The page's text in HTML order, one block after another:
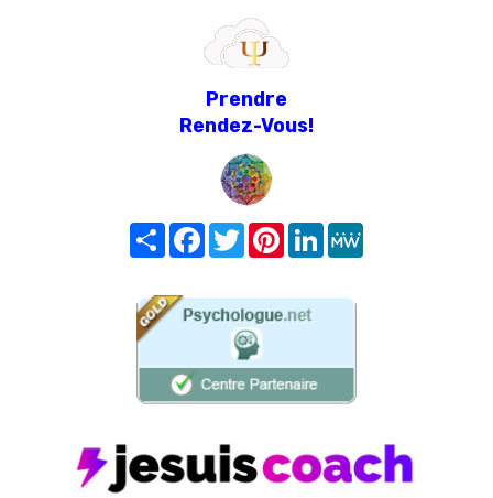
Prendre
Rendez-Vous!
Share FacebookTwitterPinterest
LinkedIn